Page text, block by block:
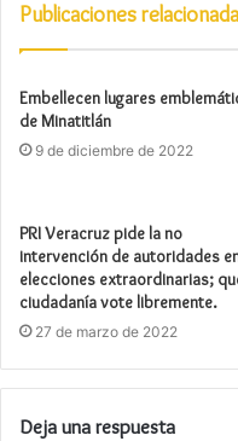
Publicaciones
Embellecen lugares
de Minatitlán
9 de diciembre de 2022
PRI Veracruz pide la no
intervención de autoridades
elecciones extraordinarias;
ciudadanía vote libremente.
27 de marzo de 2022
Deja una respuesta